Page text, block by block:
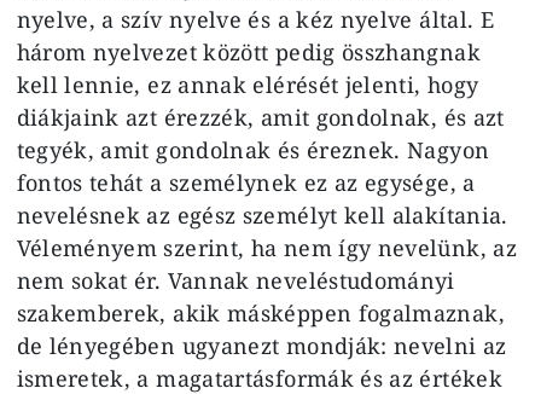
nyelve, a szív nyelve és a kéz nyelve által. E
három nyelvezet között pedig összhangnak
kell lennie, ez annak elérését jelenti, hogy
diákjaink azt érezzék, amit gondolnak, és azt
tegyék, amit gondolnak és éreznek. Nagyon
fontos tehát a személynek ez az egysége, a
nevelésnek az egész személyt kell alakítania.
Véleményem szerint, ha nem így nevelünk, az
nem sokat ér. Vannak neveléstudományi
szakemberek, akik másképpen fogalmaznak,
de lényegében ugyanezt mondják: nevelni az
ismeretek, a magatartásformák és az értékek